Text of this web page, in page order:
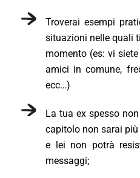
Troverai esempi
situazioni nelle quali
momento (es: vi
amici in comune,
ecc…)
La tua ex spesso
capitolo non sarai
e lei non potrà
messaggi;